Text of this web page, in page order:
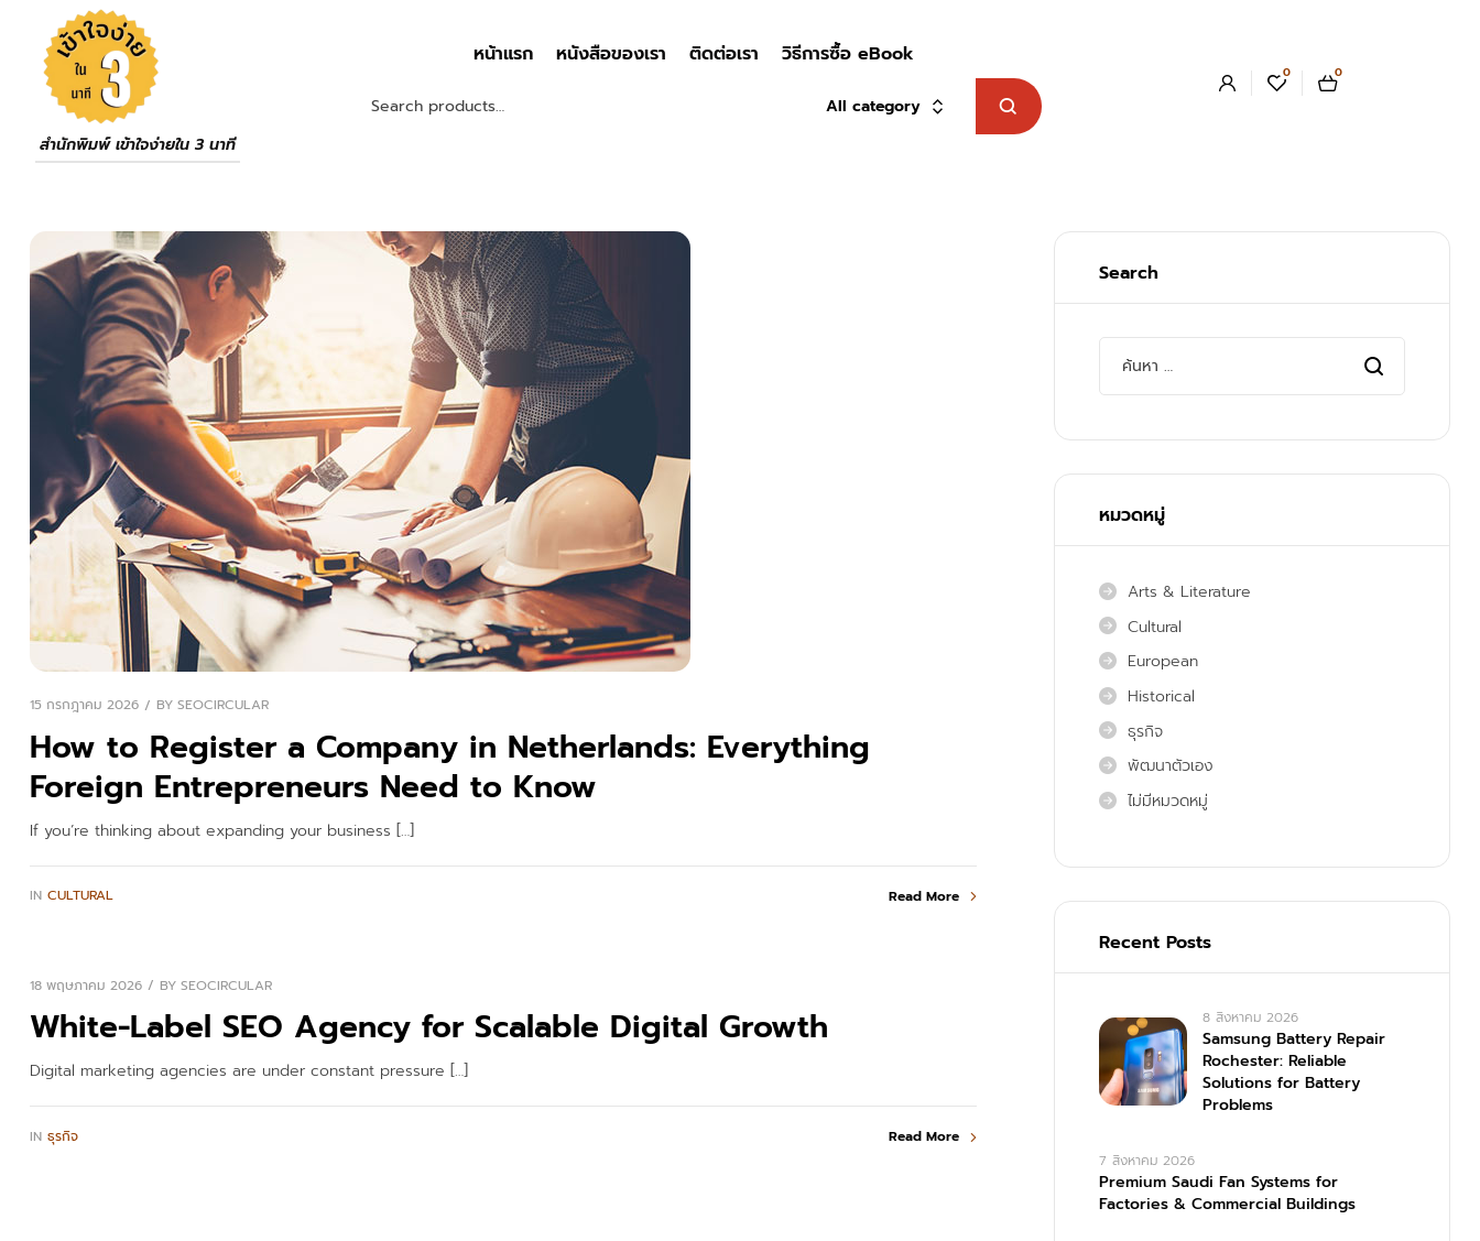
สำนักพิมพ์ เข้าใจง่ายใน 3 นาที
หน้าแรก หนังสือของเรา ติดต่อเรา วิธีการซื้อ eBook
All category
0 0
15 กรกฎาคม 2026 BY SEOCIRCULAR
How to Register a Company in Netherlands: Everything
Foreign Entrepreneurs Need to Know
If you’re thinking about expanding your business […]
IN CULTURAL Read More
18 พฤษภาคม 2026 BY SEOCIRCULAR
White-Label SEO Agency for Scalable Digital Growth
Digital marketing agencies are under constant pressure […]
IN ธุรกิจ Read More
Search
หมวดหมู่
Arts & Literature
Cultural
European
Historical
ธุรกิจ
พัฒนาตัวเอง
ไม่มีหมวดหมู่
Recent Posts
8 สิงหาคม 2026
Samsung Battery Repair
Rochester: Reliable
Solutions for Battery
Problems
7 สิงหาคม 2026
Premium Saudi Fan Systems for
Factories & Commercial Buildings